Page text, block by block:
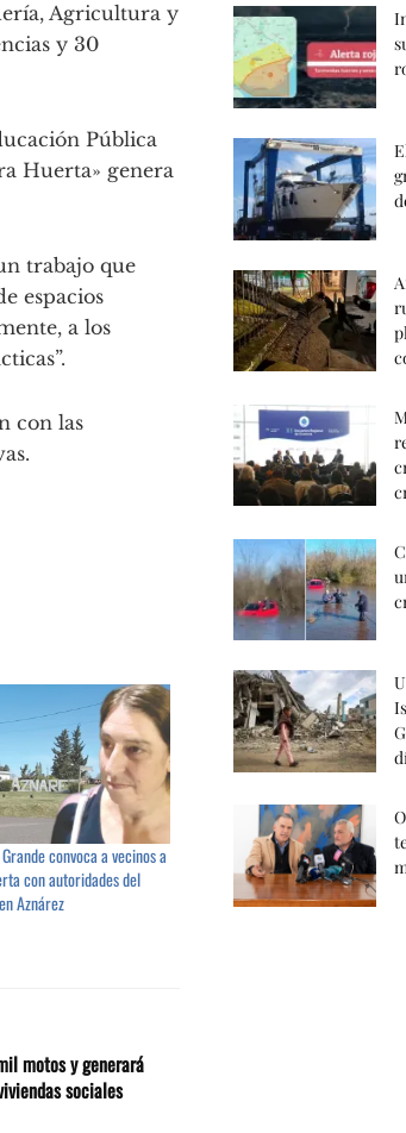
Agricultura y
y 30
Pública
Huerta» genera
trabajo que
espacios
a los
con las
convoca a vecinos a
con autoridades del
Aznárez
motos y generará
sociales